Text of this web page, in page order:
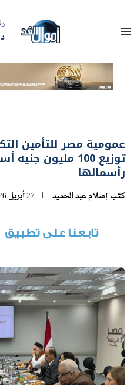
عمومية مصر للتأمين
توزيع 100 مليون
رأسمالها
كتب إسلام عبد الحميد 27 أبريل 2026 | 4:21 م